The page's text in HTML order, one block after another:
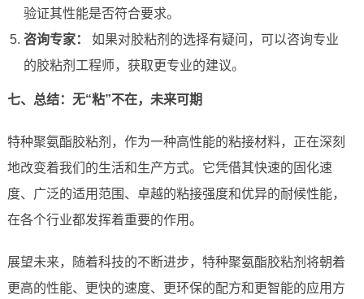
验证其性能是否符合要求。
咨询专家：
如果对胶粘剂的选择有疑问，可以咨询专业
的胶粘剂工程师，获取更专业的建议。
七、总结：无“粘”不在，未来可期
特种聚氨酯胶粘剂，作为一种高性能的粘接材料，正在深刻
地改变着我们的生活和生产方式。它凭借其快速的固化速
度、广泛的适用范围、卓越的粘接强度和优异的耐候性能，
在各个行业都发挥着重要的作用。
展望未来，随着科技的不断进步，特种聚氨酯胶粘剂将朝着
更高的性能、更快的速度、更环保的配方和更智能的应用方